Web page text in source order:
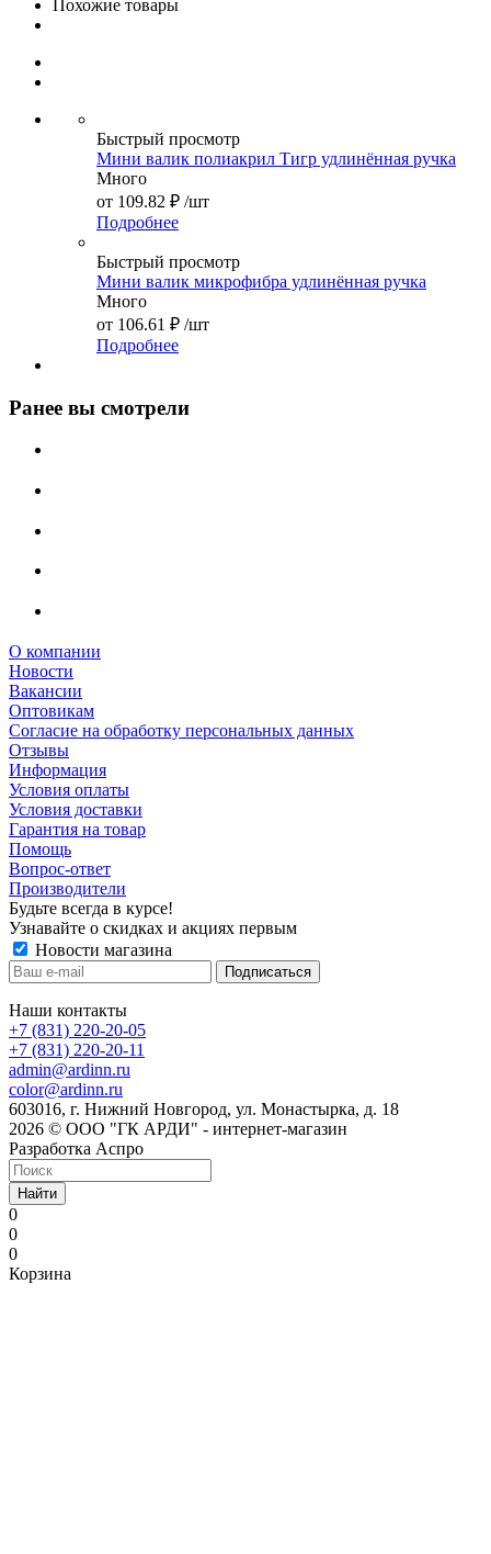
Похожие товары
Быстрый просмотр
Мини валик полиакрил Тигр удлинённая ручка
Много
от 109.82 ₽ /шт
Подробнее
Быстрый просмотр
Мини валик микрофибра удлинённая ручка
Много
от 106.61 ₽ /шт
Подробнее
Ранее вы смотрели
О компании
Новости
Вакансии
Оптовикам
Cогласие на обработку персональных данных
Отзывы
Информация
Условия оплаты
Условия доставки
Гарантия на товар
Помощь
Вопрос-ответ
Производители
Будьте всегда в курсе!
Узнавайте о скидках и акциях первым
Новости магазина
Наши контакты
+7 (831) 220-20-05
+7 (831) 220-20-11
admin@ardinn.ru
color@ardinn.ru
603016, г. Нижний Новгород, ул. Монастырка, д. 18
2026 © ООО "ГК АРДИ" - интернет-магазин
Разработка Аспро
Найти
0
0
0
Корзина